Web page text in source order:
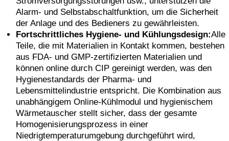
Alarm- und Selbstabschaltfunktion, um die Sicherheit
der Anlage und des Bedieners zu gewährleisten.
Fortschrittliches Hygiene- und Kühlungsdesign:Alle
Teile, die mit Materialien in Kontakt kommen, bestehen
aus FDA- und GMP-zertifizierten Materialien und
können online durch CIP gereinigt werden, was den
Hygienestandards der Pharma- und
Lebensmittelindustrie entspricht. Die Kombination aus
unabhängigem Online-Kühlmodul und hygienischem
Wärmetauscher stellt sicher, dass der gesamte
Homogenisierungsprozess in einer
Niedrigtemperaturumgebung durchgeführt wird,